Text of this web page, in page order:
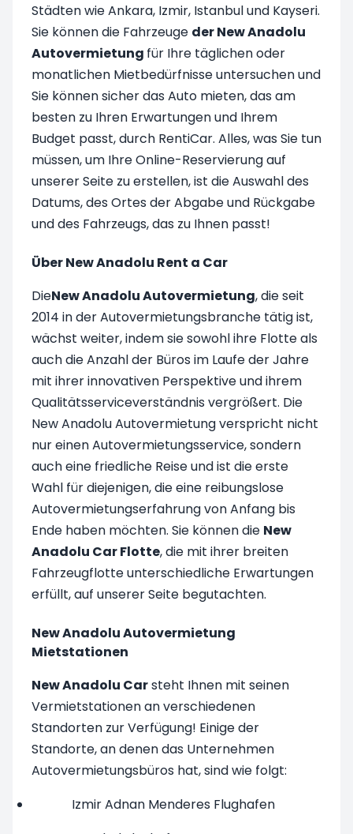
Städten wie Ankara, Izmir, Istanbul und Kayseri.
Sie können die Fahrzeuge der New Anadolu
Autovermietung für Ihre täglichen oder
monatlichen Mietbedürfnisse untersuchen und
Sie können sicher das Auto mieten, das am
besten zu Ihren Erwartungen und Ihrem
Budget passt, durch RentiCar. Alles, was Sie tun
müssen, um Ihre Online-Reservierung auf
unserer Seite zu erstellen, ist die Auswahl des
Datums, des Ortes der Abgabe und Rückgabe
und des Fahrzeugs, das zu Ihnen passt!
Über New Anadolu Rent a Car
DieNew Anadolu Autovermietung, die seit
2014 in der Autovermietungsbranche tätig ist,
wächst weiter, indem sie sowohl ihre Flotte als
auch die Anzahl der Büros im Laufe der Jahre
mit ihrer innovativen Perspektive und ihrem
Qualitätsserviceverständnis vergrößert. Die
New Anadolu Autovermietung verspricht nicht
nur einen Autovermietungsservice, sondern
auch eine friedliche Reise und ist die erste
Wahl für diejenigen, die eine reibungslose
Autovermietungserfahrung von Anfang bis
Ende haben möchten. Sie können die New
Anadolu Car Flotte, die mit ihrer breiten
Fahrzeugflotte unterschiedliche Erwartungen
erfüllt, auf unserer Seite begutachten.
New Anadolu Autovermietung
Mietstationen
New Anadolu Carsteht Ihnen mit seinen
Vermietstationen an verschiedenen
Standorten zur Verfügung! Einige der
Standorte, an denen das Unternehmen
Autovermietungsbüros hat, sind wie folgt:
Izmir Adnan Menderes Flughafen